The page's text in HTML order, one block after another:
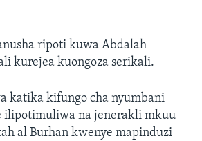
ripoti kuwa Abdalah
kurejea kuongoza serikali.
katika kifungo cha nyumbani
ilipotimuliwa na jenerakli mkuu
al Burhan kwenye mapinduzi